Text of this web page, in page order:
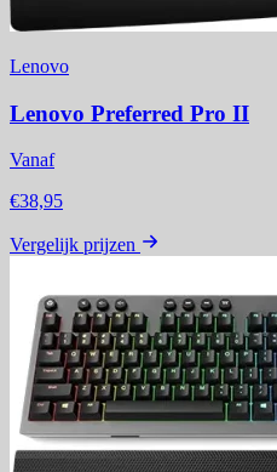
Lenovo
Lenovo Preferred Pro II
Vanaf
€38,95
Vergelijk prijzen